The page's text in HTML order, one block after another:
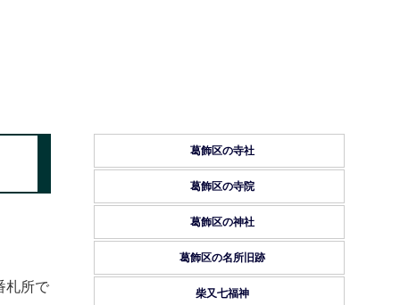
札所で
葛飾区の寺社
葛飾区の寺院
葛飾区の神社
葛飾区の名所旧跡
柴又七福神